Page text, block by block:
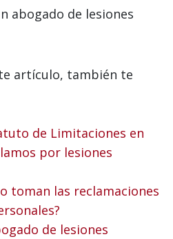
abogado de lesiones
artículo, también te
de Limitaciones en
por lesiones
toman las reclamaciones
de lesiones